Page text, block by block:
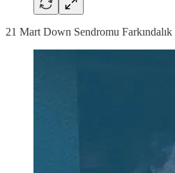
21 Mart Down Sendromu